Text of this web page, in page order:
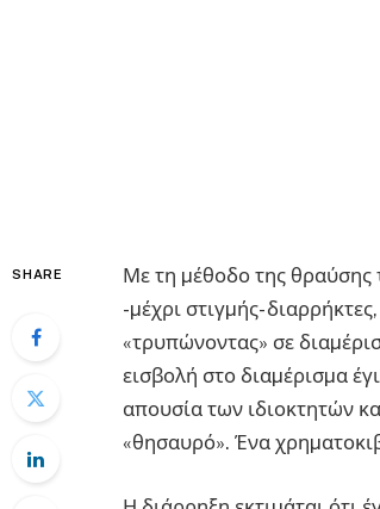
SHARE
Με τη µέθοδο της θραύσης
-µέχρι στιγµής-
«τρυπώνοντας» σε
εισβολή στο διαµέρισµα
απουσία των ιδιοκτητών
«θησαυρό». Ένα